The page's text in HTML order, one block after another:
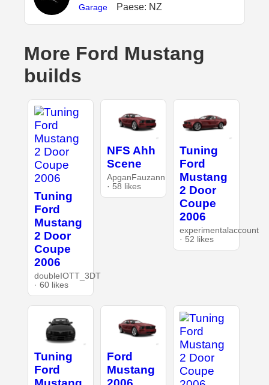
Garage Paese: NZ
More Ford Mustang
builds
Tuning
Ford
Mustang
2 Door
Coupe
2006
doubleIOTT_3DT
· 60 likes
NFS Ahh
Scene
ApganFauzann
· 58 likes
Tuning
Ford
Mustang
2 Door
Coupe
2006
experimentalaccount
· 52 likes
Tuning
Ford
Ford
Mustang